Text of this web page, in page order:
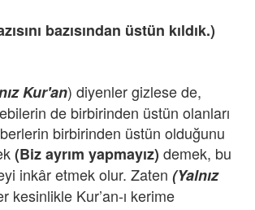
bazısından üstün kıldık.)
Kur'an) diyenler gizlese de,
de birbirinden üstün olanları
birbirinden üstün olduğunu
(Biz ayrım yapmayız) demek, bu
inkâr etmek olur. Zaten (Yalnız
kesinlikle Kur’an-ı kerime